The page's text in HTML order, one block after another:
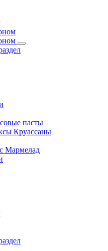
пасты
Круассаны
Мармелад